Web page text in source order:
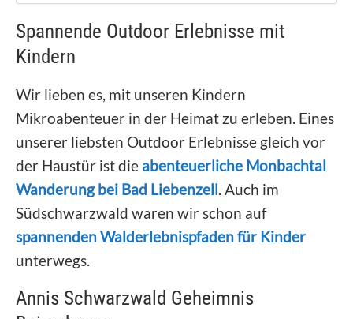
Spannende Outdoor Erlebnisse mit
Kindern
Wir lieben es, mit unseren Kindern
Mikroabenteuer in der Heimat zu erleben. Eines
unserer liebsten Outdoor Erlebnisse gleich vor
der Haustür ist die abenteuerliche Monbachtal
Wanderung bei Bad Liebenzell . Auch im
Südschwarzwald waren wir schon auf
spannenden Walderlebnispfaden für Kinder
unterwegs.
Annis Schwarzwald Geheimnis